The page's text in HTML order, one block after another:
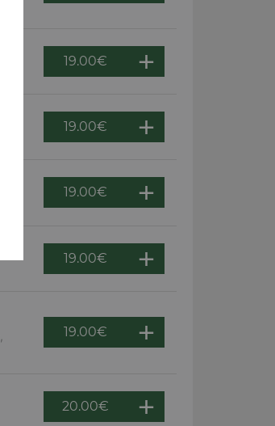
19.00€
19.00€
19.00€
19.00€
19.00€
20.00€